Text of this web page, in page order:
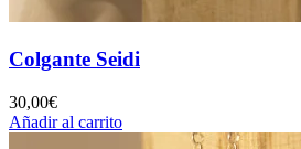
Colgante Seidi
30,00€
Añadir al carrito